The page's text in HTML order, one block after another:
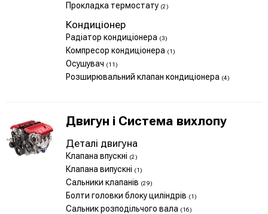
Прокладка термостату (2)
Кондиціонер
Радіатор кондиціонера (3)
Компресор кондиціонера (1)
Осушувач (11)
Розширювальний клапан кондиціонера (4)
Двигун і Система вихлопу
Деталі двигуна
Клапана впускні (2)
Клапана випускні (1)
Сальники клапанів (29)
Болти головки блоку циліндрів (1)
Сальник розподільчого вала (16)